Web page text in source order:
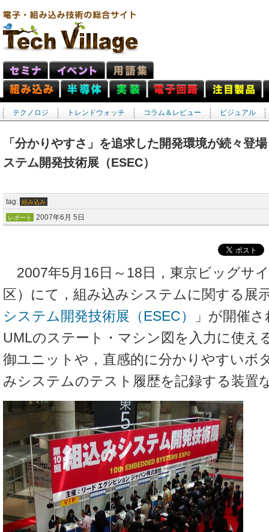
テクノロジ トレンドウォッチ コラム＆レビュー ビジュアル
「分かりやすさ」を追求した開発環境が続々
ステム開発技術展（ESEC）
tag: 組み込み
レポート 2007年6月 5日
2007年5月16日～18日，東京ビッグサ
区）にて，組み込みシステムに関する展
システム開発技術展（ESEC）
」が開催
UMLのステート・マシン図を入力に使え
御ユニットや，直感的に分かりやすいボ
みシステムのテスト履歴を記録する装置